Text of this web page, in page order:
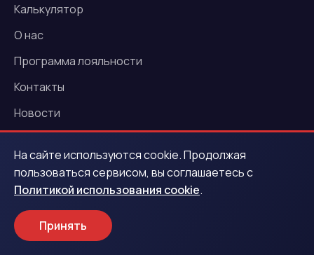
Калькулятор
О нас
Программа лояльности
Контакты
Новости
Услуги
Деньги под залог ПТС
Деньги под залог автомобиля
На сайте используются cookie. Продолжая
пользоваться сервисом, вы соглашаетесь с
Политикой использования cookie.
Принять